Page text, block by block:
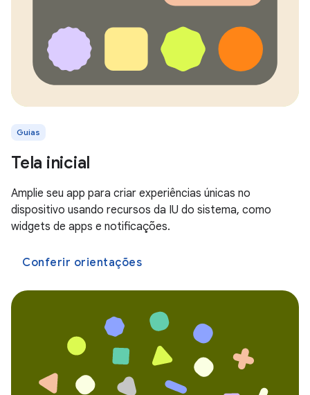
Guias
Tela inicial
Amplie seu app para criar experiências únicas no
dispositivo usando recursos da IU do sistema, como
widgets de apps e notificações.
Conferir orientações